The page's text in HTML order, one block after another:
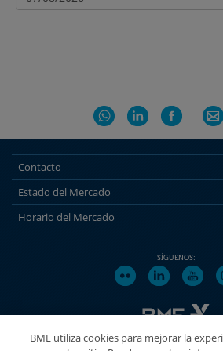
Contacto
Estado del Mercado
Horario del Mercado
SÍGUENOS:
BME utiliza cookies para mejorar la